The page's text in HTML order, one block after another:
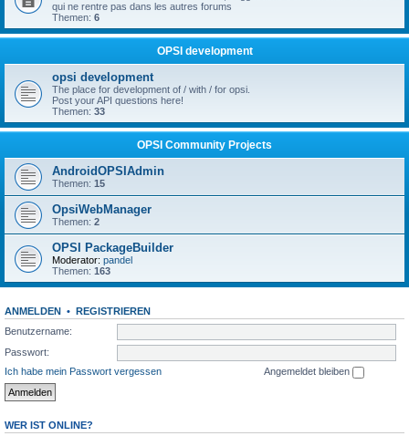
qui ne rentre pas dans les autres forums
Themen: 6
OPSI development
opsi development
The place for development of / with / for opsi.
Post your API questions here!
Themen: 33
OPSI Community Projects
AndroidOPSIAdmin
Themen: 15
OpsiWebManager
Themen: 2
OPSI PackageBuilder
Moderator: pandel
Themen: 163
ANMELDEN • REGISTRIEREN
Benutzername:
Passwort:
Ich habe mein Passwort vergessen
Angemeldet bleiben
WER IST ONLINE?